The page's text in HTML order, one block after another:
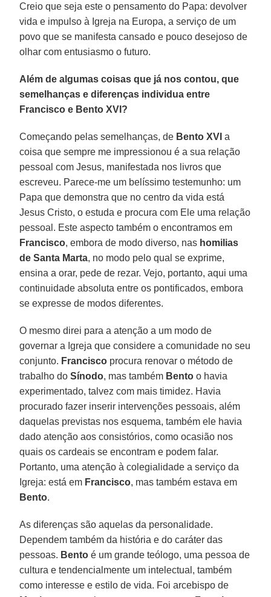
Creio que seja este o pensamento do Papa: devolver
vida e impulso à Igreja na Europa, a serviço de um
povo que se manifesta cansado e pouco desejoso de
olhar com entusiasmo o futuro.
Além de algumas coisas que já nos contou, que
semelhanças e diferenças individua entre
Francisco e Bento XVI?
Começando pelas semelhanças, de Bento XVI a
coisa que sempre me impressionou é a sua relação
pessoal com Jesus, manifestada nos livros que
escreveu. Parece-me um belíssimo testemunho: um
Papa que demonstra que no centro da vida está
Jesus Cristo, o estuda e procura com Ele uma relação
pessoal. Este aspecto também o encontramos em
Francisco, embora de modo diverso, nas homilias
de Santa Marta, no modo pelo qual se exprime,
ensina a orar, pede de rezar. Vejo, portanto, aqui uma
continuidade absoluta entre os pontificados, embora
se expresse de modos diferentes.
O mesmo direi para a atenção a um modo de
governar a Igreja que considere a comunidade no seu
conjunto. Francisco procura renovar o método de
trabalho doSínodo, mas também Bento o havia
experimentado, talvez com mais timidez. Havia
procurado fazer inserir intervenções pessoais, além
daquelas previstas nos esquema, também ele havia
dado atenção aos consistórios, como ocasião nos
quais os cardeais se encontram e podem falar.
Portanto, uma atenção à colegialidade a serviço da
Igreja: está em Francisco, mas também estava em
Bento.
As diferenças são aquelas da personalidade.
Dependem também da história e do caráter das
pessoas. Bento é um grande teólogo, uma pessoa de
cultura e tendencialmente um intelectual, também
como interesse e estilo de vida. Foi arcebispo de